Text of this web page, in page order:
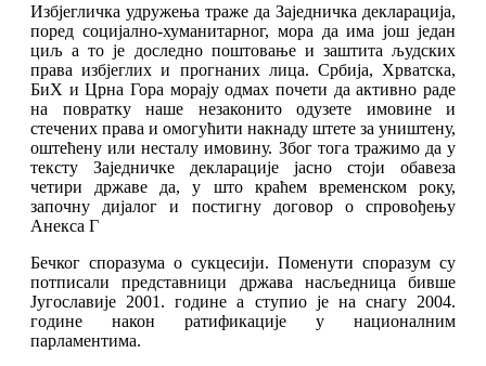
Избјегличка удружења траже да Заједничка декларација,
поред социјално-хуманитарног, мора да има још један
циљ а то је доследно поштовање и заштита људских
права избјеглих и прогнаних лица. Србија, Хрватска,
БиХ и Црна Гора морају одмах почети да активно раде
на повратку наше незаконито одузете имовине и
стечених права и омогућити накнаду штете за уништену,
оштећену или несталу имовину. Због тога тражимо да у
тексту Заједничке декларације јасно стоји обавеза
четири државе да, у што краћем временском року,
започну дијалог и постигну договор о спровођењу
Анекса Г
Бечког споразума о сукцесији. Поменути споразум су
потписали представници држава насљедница бивше
Југославије 2001. године а ступио је на снагу 2004.
године након ратификације у националним
парламентима.